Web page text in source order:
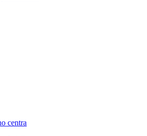
centra